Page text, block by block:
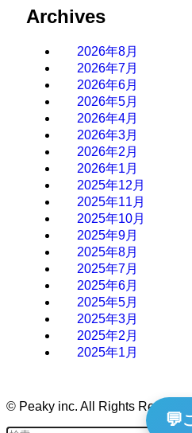
Archives
2026年8月
2026年7月
2026年6月
2026年5月
2026年4月
2026年3月
2026年2月
2026年1月
2025年12月
2025年11月
2025年10月
2025年9月
2025年8月
2025年7月
2025年6月
2025年5月
2025年3月
2025年2月
2025年1月
💬
© Peaky inc. All Rights Reserved.